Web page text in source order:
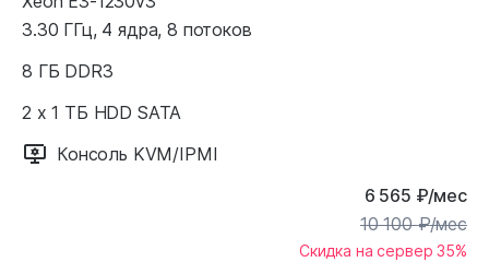
3.30 ГГц, 4 ядра, 8 потоков
8 ГБ DDR3
2 x 1 ТБ HDD SATA
Консоль KVM/IPMI
6 565 ₽/мес
10 100₽/мес
Скидка на сервер 35%